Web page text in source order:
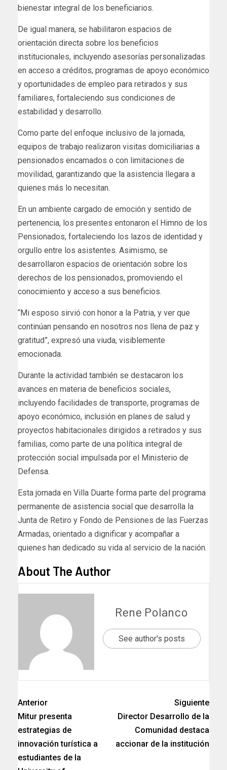
bienestar integral de los beneficiarios.
De igual manera, se habilitaron espacios de
orientación directa sobre los beneficios
institucionales, incluyendo asesorías personalizadas
en acceso a créditos, programas de apoyo económico
y oportunidades de empleo para retirados y sus
familiares, fortaleciendo sus condiciones de
estabilidad y desarrollo.
Como parte del enfoque inclusivo de la jornada,
equipos de trabajo realizaron visitas domiciliarias a
pensionados encamados o con limitaciones de
movilidad, garantizando que la asistencia llegara a
quienes más lo necesitan.
En un ambiente cargado de emoción y sentido de
pertenencia, los presentes entonaron el Himno de los
Pensionados, fortaleciendo los lazos de identidad y
orgullo entre los asistentes. Asimismo, se
desarrollaron espacios de orientación sobre los
derechos de los pensionados, promoviendo el
conocimiento y acceso a sus beneficios.
“Mi esposo sirvió con honor a la Patria, y ver que
continúan pensando en nosotros nos llena de paz y
gratitud”, expresó una viuda, visiblemente
emocionada.
Durante la actividad también se destacaron los
avances en materia de beneficios sociales,
incluyendo facilidades de transporte, programas de
apoyo económico, inclusión en planes de salud y
proyectos habitacionales dirigidos a retirados y sus
familias, como parte de una política integral de
protección social impulsada por el Ministerio de
Defensa.
Esta jornada en Villa Duarte forma parte del programa
permanente de asistencia social que desarrolla la
Junta de Retiro y Fondo de Pensiones de las Fuerzas
Armadas, orientado a dignificar y acompañar a
quienes han dedicado su vida al servicio de la nación.
About The Author
Rene Polanco
See author's posts
Anterior
Mitur presenta
estrategias de
innovación turística a
estudiantes de la
Siguiente
Director Desarrollo de la
Comunidad destaca
accionar de la institución